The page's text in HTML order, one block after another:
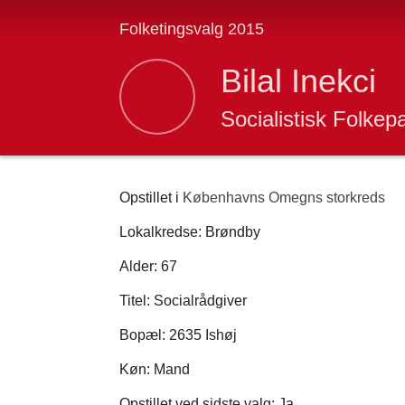
Folketingsvalg 2015
Bilal Inekci
Socialistisk
Opstillet i Københavns Omegns storkreds
Lokalkredse: Brøndby
Alder: 67
Titel: Socialrådgiver
Bopæl: 2635 Ishøj
Køn: Mand